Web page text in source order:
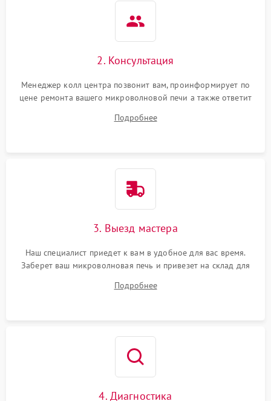
2. Консультация
Менеджер колл центра позвонит вам, проинформирует по
цене ремонта вашего микроволновой печи а также ответит
Подробнее
3. Выезд мастера
Наш специалист приедет к вам в удобное для вас время.
Заберет ваш микроволновая печь и привезет на склад для
Подробнее
4. Диагностика